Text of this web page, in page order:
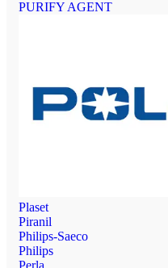
PURIFY AGENT
Plaset
Piranil
Philips-Saeco
Philips
Perla